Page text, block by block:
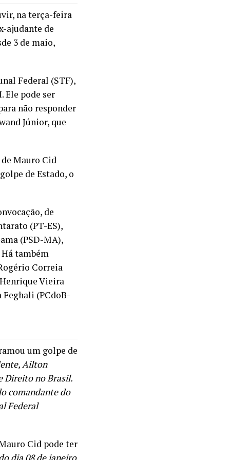
na terça-feira
ajudante de
3 de maio,
Federal (STF),
Ele pode ser
não responder
Júnior, que
Mauro Cid
de Estado, o
de
(PT-ES),
(PSD-MA),
também
Correia
Vieira
Feghali (PCdoB-
um golpe de
Ailton
Direito no Brasil.
comandante do
Federal
Cid pode ter